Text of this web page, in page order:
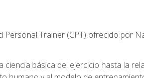
Trainer (CPT) ofrecido por
básica del ejercicio hasta la